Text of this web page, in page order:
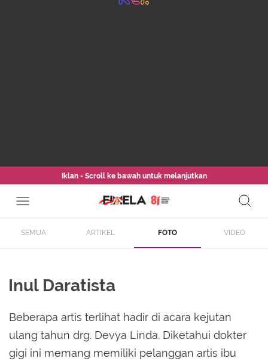
Iklan - Scroll ke bawah untuk melanjutkan
SEMUA ARTIKEL FOTO VIDEO
Inul Daratista
Beberapa artis terlihat hadir di acara kejutan
ulang tahun drg. Devya Linda. Diketahui dokter
gigi ini memang memiliki pelanggan artis ibu